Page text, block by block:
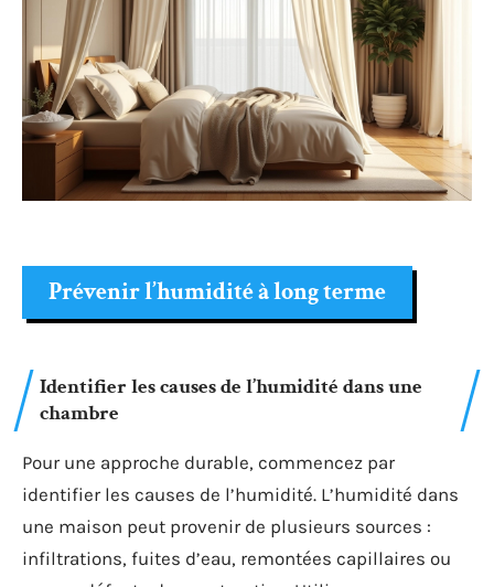
Prévenir l’humidité à long terme
Identifier les causes de l’humidité dans une
chambre
Pour une approche durable, commencez par
identifier les causes de l’humidité. L’humidité dans
une maison peut provenir de plusieurs sources :
infiltrations, fuites d’eau, remontées capillaires ou